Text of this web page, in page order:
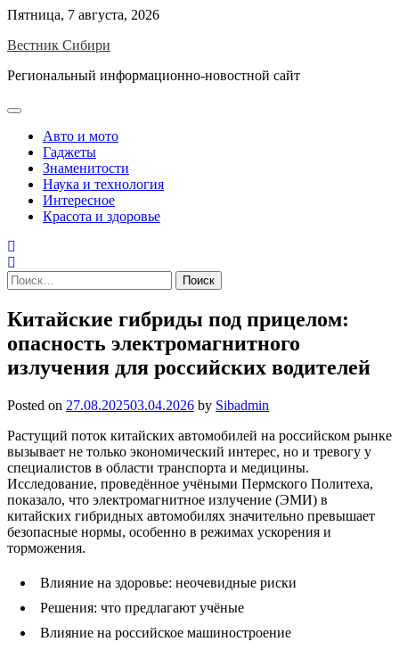
Skip
content
Пятница, 7 августа, 2026
Вестник Сибири
Региональный информационно-новостной сайт
Авто и мото
Гаджеты
Знаменитости
Наука и технология
Интересное
Красота и здоровье
Найти:
Китайские гибриды под прицелом:
опасность электромагнитного
излучения для российских водителей
Posted on 27.08.202503.04.2026 by Sibadmin
Растущий поток китайских автомобилей на российском рынке
вызывает не только экономический интерес, но и тревогу у
специалистов в области транспорта и медицины.
Исследование, проведённое учёными Пермского Политеха,
показало, что электромагнитное излучение (ЭМИ) в
китайских гибридных автомобилях значительно превышает
безопасные нормы, особенно в режимах ускорения и
торможения.
Влияние на здоровье: неочевидные риски
Решения: что предлагают учёные
Влияние на российское машиностроение